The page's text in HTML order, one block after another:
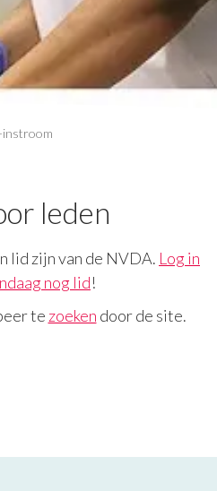
instroom
leden
lid zijn van de NVDA. Log in
nog lid!
te zoeken door de site.